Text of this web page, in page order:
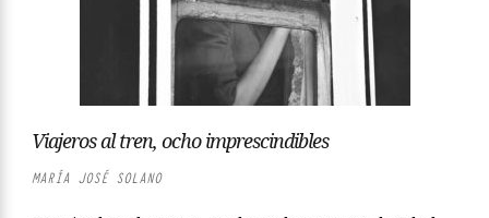
Viajeros al tren, ocho imprescindibles
MARÍA JOSÉ SOLANO